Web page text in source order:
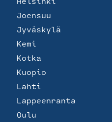
Joensuu
Jyväskylä
Kemi
Kotka
Kuopio
Lahti
Lappeenranta
Oulu